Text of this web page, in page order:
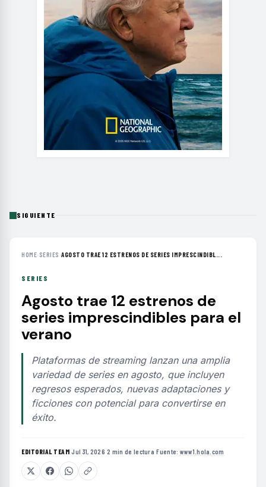
SIGUIENTE
HOME› SERIES ›AGOSTO TRAE 12 ESTRENOS DE SERIES IMPRESCINDIBL...
SERIES
Agosto trae 12 estrenos de
series imprescindibles para el
verano
Plataformas de streaming lanzan una amplia
variedad de series en agosto, que incluyen
regresos esperados, nuevas adaptaciones y
ficciones con potencial para convertirse en
éxito.
EDITORIAL TEAM·Jul 31, 2026·2 min de lectura·Fuente: www1.hola.com